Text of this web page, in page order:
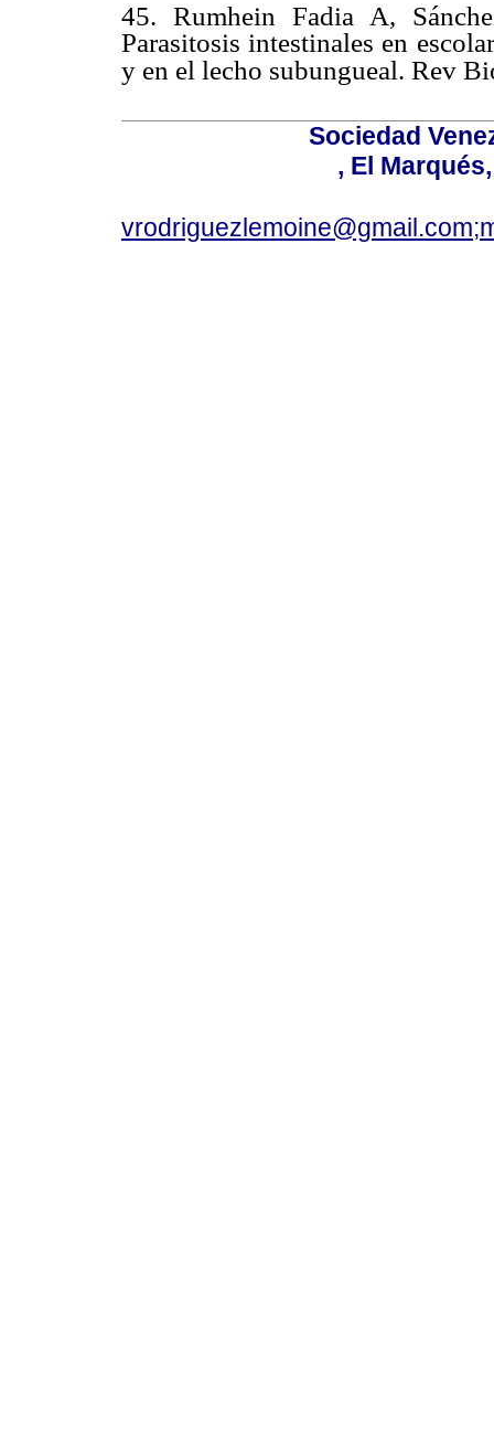
45. Rumhein Fadia A,
Parasitosis intestinales en
y en el lecho subungueal. Rev
Sociedad
, El